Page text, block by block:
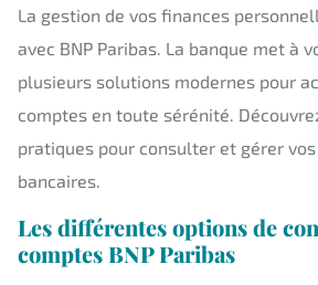
La gestion de vos finances
avec BNP Paribas. La banque met à
plusieurs solutions modernes pour
comptes en toute sérénité.
pratiques pour consulter et gérer
bancaires.
Les différentes options de
comptes BNP Paribas